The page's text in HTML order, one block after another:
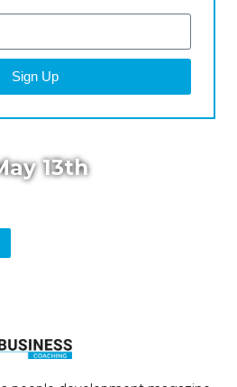
Sign Up
13th